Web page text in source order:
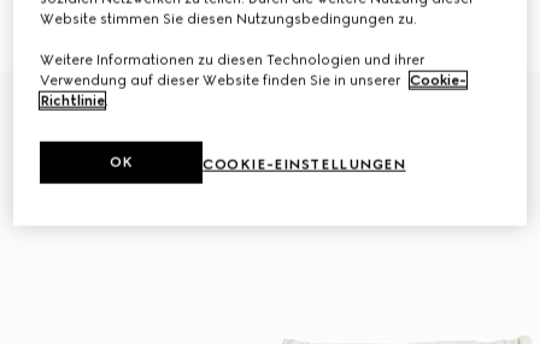
Babyhose aus Baumwolle mit Print
€ 250
Babyhose aus Baumwolle
€ 290
Website stimmen Sie diesen Nutzungsbedingungen zu.
Weitere Informationen zu diesen Technologien und ihrer
Verwendung auf dieser Website finden Sie in unserer Cookie-
Richtlinie.
COOKIE-EINSTELLUNGEN
OK